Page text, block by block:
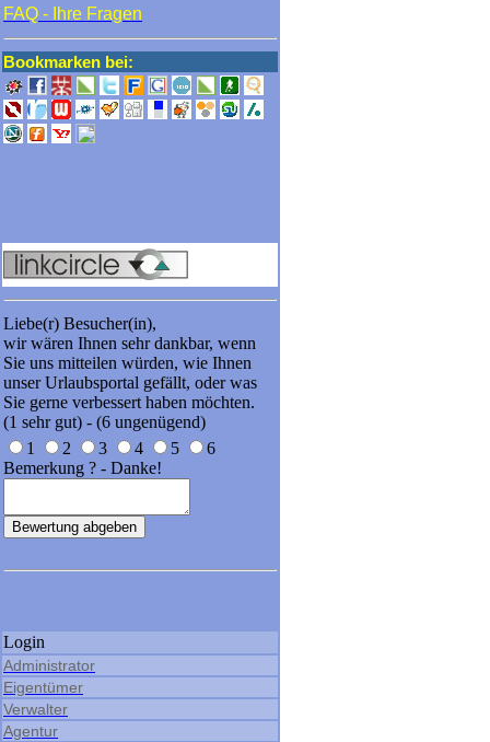
FAQ - Ihre Fragen
Bookmarken bei:
Liebe(r) Besucher(in),
wir wären Ihnen sehr dankbar, wenn
Sie uns mitteilen würden, wie Ihnen
unser Urlaubsportal gefällt, oder was
Sie gerne verbessert haben möchten.
(1 sehr gut) - (6 ungenügend)
1
2 3 4 5
6
Bemerkung ? - Danke!
Login
Administrator
Eigentümer
Verwalter
Agentur